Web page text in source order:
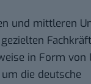
und mittleren
in Form von
die deutsche